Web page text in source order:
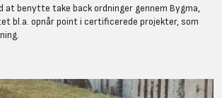
at benytte take back ordninger gennem Bygma,
bl.a. opnår point i certificerede projekter, som